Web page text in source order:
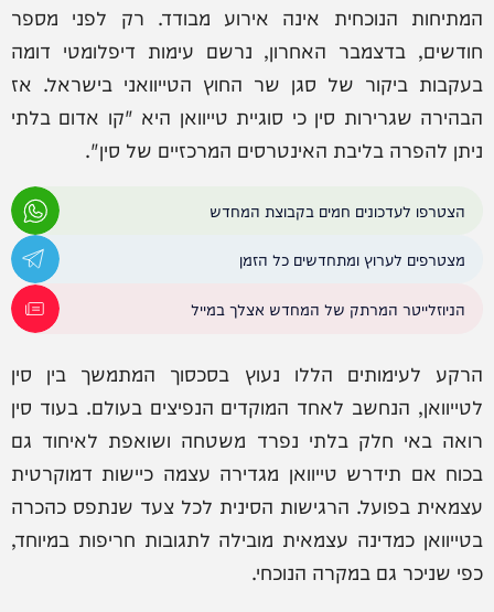
המתיחות הנוכחית אינה אירוע מבודד. רק לפני מספר
חודשים, בדצמבר האחרון, נרשם עימות דיפלומטי דומה
בעקבות ביקור של סגן שר החוץ הטייוואני בישראל. אז
הבהירה שגרירות סין כי סוגיית טייוואן היא "קו אדום בלתי
ניתן להפרה בליבת האינטרסים המרכזיים של סין".
הצטרפו לעדכונים חמים בקבוצת המחדש
מצטרפים לערוץ ומתחדשים כל הזמן
הניוזלייטר המרתק של המחדש אצלך במייל
הרקע לעימותים הללו נעוץ בסכסוך המתמשך בין סין
לטייוואן, הנחשב לאחד המוקדים הנפיצים בעולם. בעוד סין
רואה באי חלק בלתי נפרד משטחה ושואפת לאיחוד גם
בכוח אם תידרש טייוואן מגדירה עצמה כיישות דמוקרטית
עצמאית בפועל. הרגישות הסינית לכל צעד שנתפס כהכרה
בטייוואן כמדינה עצמאית מובילה לתגובות חריפות במיוחד,
כפי שניכר גם במקרה הנוכחי.